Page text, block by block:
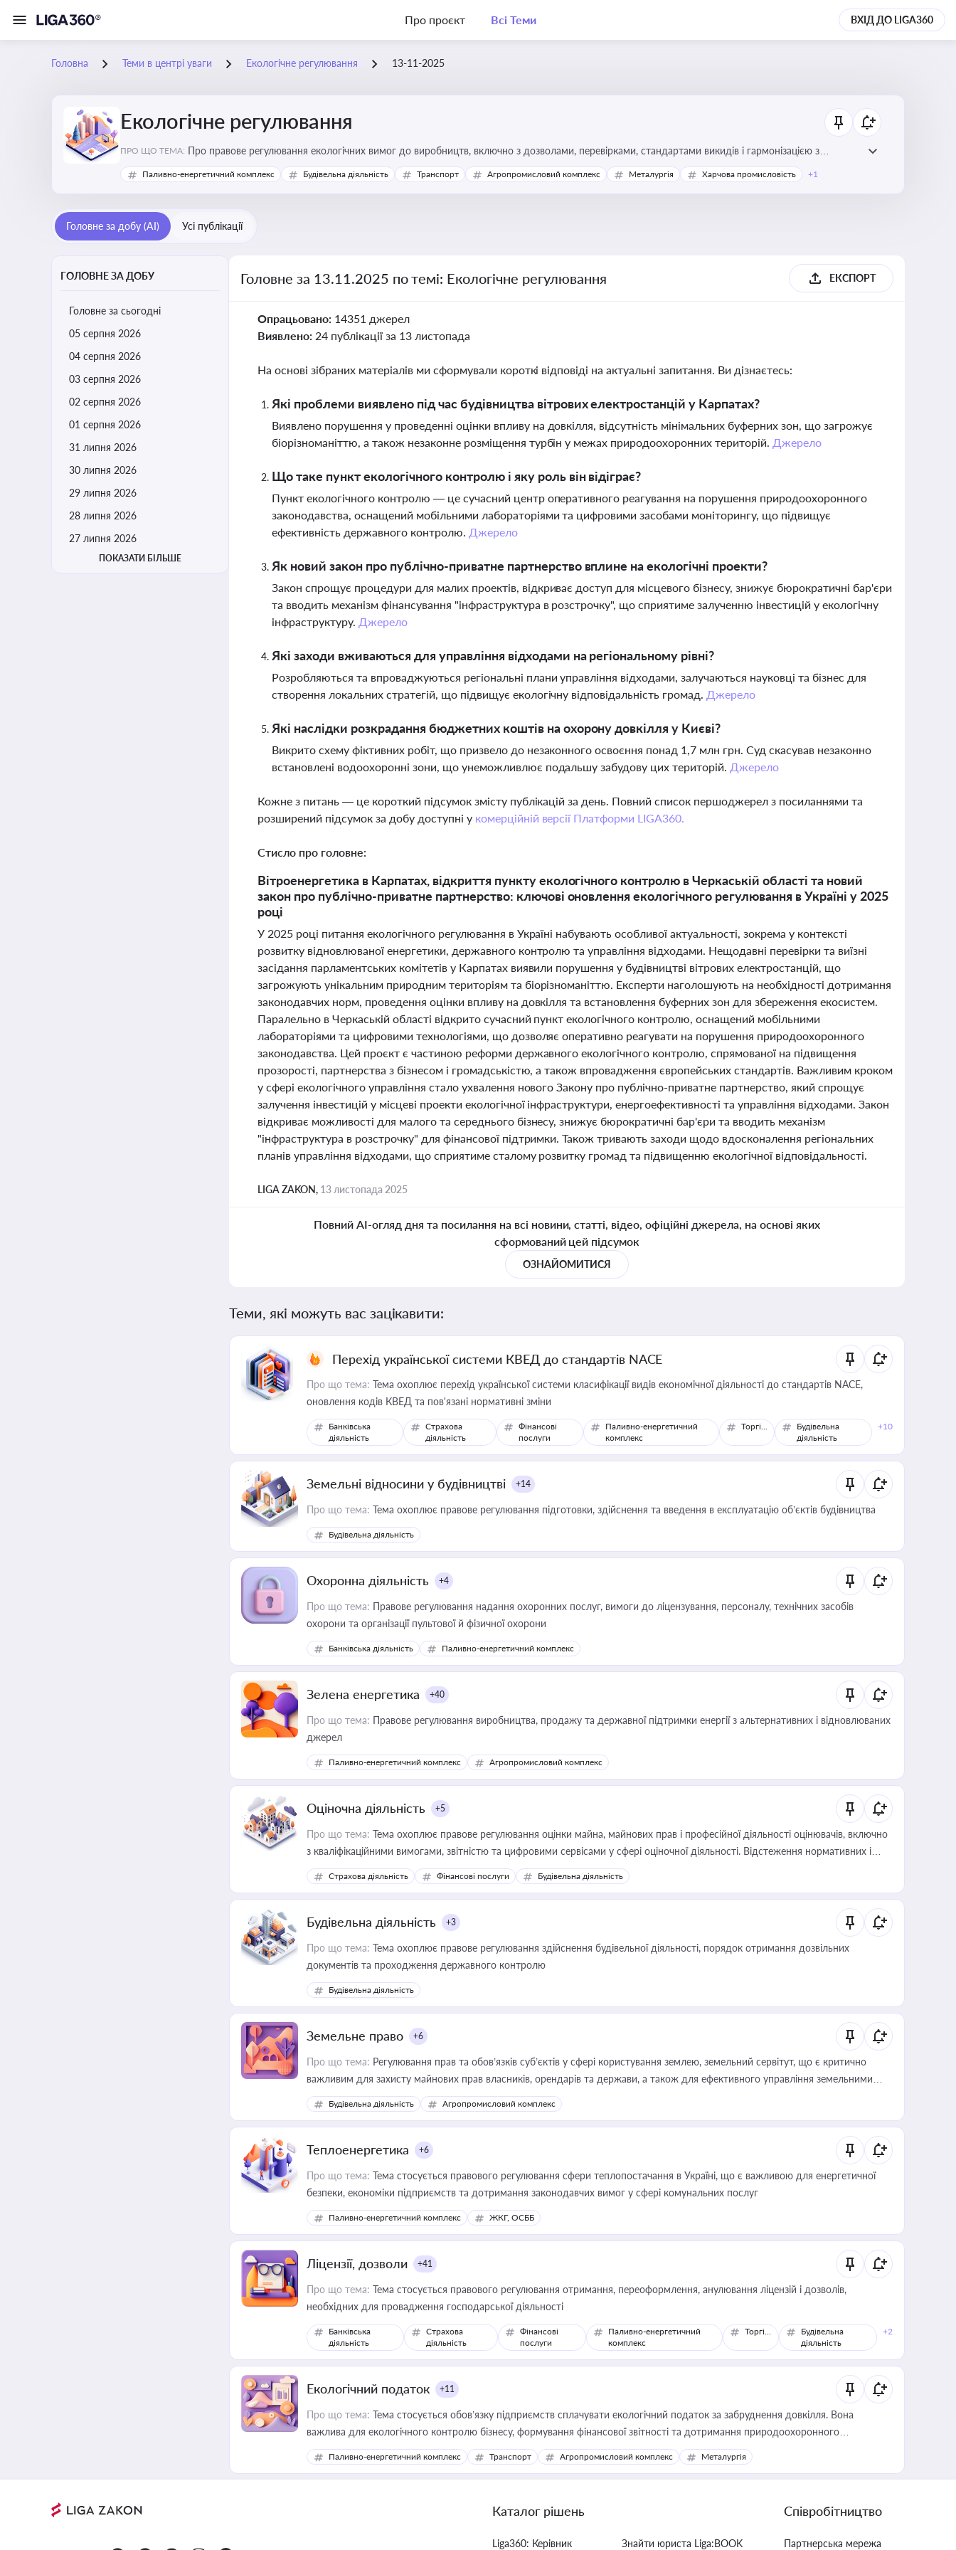
Про проєкт Всі Теми ВХІД ДО LIGA360
Головна Теми в центрі уваги Екологічне регулювання 13-11-2025
Екологічне регулювання
ПРО ЩО ТЕМА: Про правове регулювання екологічних вимог до виробництв, включно з дозволами, перевірками, стандартами викидів і гармонізацією з
європейськими нормами
Паливно-енергетичний комплекс Будівельна діяльність Транспорт Агропромисловий комплекс Металургія Харчова промисловість +1
Головне за добу (AI) Усі публікації
ГОЛОВНЕ ЗА ДОБУ
Головне за сьогодні
05 серпня 2026
04 серпня 2026
03 серпня 2026
02 серпня 2026
01 серпня 2026
31 липня 2026
30 липня 2026
29 липня 2026
28 липня 2026
27 липня 2026
ПОКАЗАТИ БІЛЬШЕ
Головне за 13.11.2025 по темі: Екологічне регулювання ЕКСПОРТ
Опрацьовано: 14351 джерел
Виявлено: 24 публікації за 13 листопада
На основі зібраних матеріалів ми сформували короткі відповіді на актуальні запитання. Ви дізнаєтесь:
Які проблеми виявлено під час будівництва вітрових електростанцій у Карпатах?
Виявлено порушення у проведенні оцінки впливу на довкілля, відсутність мінімальних буферних зон, що загрожує
біорізноманіттю, а також незаконне розміщення турбін у межах природоохоронних територій. Джерело
Що таке пункт екологічного контролю і яку роль він відіграє?
Пункт екологічного контролю — це сучасний центр оперативного реагування на порушення природоохоронного
законодавства, оснащений мобільними лабораторіями та цифровими засобами моніторингу, що підвищує
ефективність державного контролю. Джерело
Як новий закон про публічно-приватне партнерство вплине на екологічні проекти?
Закон спрощує процедури для малих проектів, відкриває доступ для місцевого бізнесу, знижує бюрократичні бар'єри
та вводить механізм фінансування "інфраструктура в розстрочку", що сприятиме залученню інвестицій у екологічну
інфраструктуру. Джерело
Які заходи вживаються для управління відходами на регіональному рівні?
Розробляються та впроваджуються регіональні плани управління відходами, залучаються науковці та бізнес для
створення локальних стратегій, що підвищує екологічну відповідальність громад. Джерело
Які наслідки розкрадання бюджетних коштів на охорону довкілля у Києві?
Викрито схему фіктивних робіт, що призвело до незаконного освоєння понад 1,7 млн грн. Суд скасував незаконно
встановлені водоохоронні зони, що унеможливлює подальшу забудову цих територій. Джерело
Кожне з питань — це короткий підсумок змісту публікацій за день. Повний список першоджерел з посиланнями та
розширений підсумок за добу доступні у комерційній версії Платформи LIGA360.
Стисло про головне:
Вітроенергетика в Карпатах, відкриття пункту екологічного контролю в Черкаській області та новий
закон про публічно-приватне партнерство: ключові оновлення екологічного регулювання в Україні у 2025
році
У 2025 році питання екологічного регулювання в Україні набувають особливої актуальності, зокрема у контексті
розвитку відновлюваної енергетики, державного контролю та управління відходами. Нещодавні перевірки та виїзні
засідання парламентських комітетів у Карпатах виявили порушення у будівництві вітрових електростанцій, що
загрожують унікальним природним територіям та біорізноманіттю. Експерти наголошують на необхідності дотримання
законодавчих норм, проведення оцінки впливу на довкілля та встановлення буферних зон для збереження екосистем.
Паралельно в Черкаській області відкрито сучасний пункт екологічного контролю, оснащений мобільними
лабораторіями та цифровими технологіями, що дозволяє оперативно реагувати на порушення природоохоронного
законодавства. Цей проєкт є частиною реформи державного екологічного контролю, спрямованої на підвищення
прозорості, партнерства з бізнесом і громадськістю, а також впровадження європейських стандартів. Важливим кроком
у сфері екологічного управління стало ухвалення нового Закону про публічно-приватне партнерство, який спрощує
залучення інвестицій у місцеві проекти екологічної інфраструктури, енергоефективності та управління відходами. Закон
відкриває можливості для малого та середнього бізнесу, знижує бюрократичні бар'єри та вводить механізм
"інфраструктура в розстрочку" для фінансової підтримки. Також тривають заходи щодо вдосконалення регіональних
планів управління відходами, що сприятиме сталому розвитку громад та підвищенню екологічної відповідальності.
LIGA ZAKON, 13 листопада 2025
Повний AI-огляд дня та посилання на всі новини, статті, відео, офіційні джерела, на основі яких
сформований цей підсумок
ОЗНАЙОМИТИСЯ
Теми, які можуть вас зацікавити:
Перехід української системи КВЕД до стандартів NACE
Про що тема: Тема охоплює перехід української системи класифікації видів економічної діяльності до стандартів NACE,
оновлення кодів КВЕД та пов'язані нормативні зміни
Банківська
діяльність
Страхова
діяльність
Фінансові
послуги
Паливно-енергетичний
комплекс
Торгівля
Будівельна
діяльність
+10
Земельні відносини у будівництві +14
Про що тема: Тема охоплює правове регулювання підготовки, здійснення та введення в експлуатацію об’єктів будівництва
Будівельна діяльність
Охоронна діяльність +4
Про що тема: Правове регулювання надання охоронних послуг, вимоги до ліцензування, персоналу, технічних засобів
охорони та організації пультової й фізичної охорони
Банківська діяльність Паливно-енергетичний комплекс
Зелена енергетика +40
Про що тема: Правове регулювання виробництва, продажу та державної підтримки енергії з альтернативних і відновлюваних
джерел
Паливно-енергетичний комплекс Агропромисловий комплекс
Оціночна діяльність +5
Про що тема: Тема охоплює правове регулювання оцінки майна, майнових прав і професійної діяльності оцінювачів, включно
з кваліфікаційними вимогами, звітністю та цифровими сервісами у сфері оціночної діяльності. Відстеження нормативних і
медійних змін у цій сфері корисне для власника бізнесу, керівника, юриста або бухгалтера під час оподаткування,
приватизації, оренди державного майна, корпоративних угод і перевірки статусу суб'єктів оціночної діяльності
Страхова діяльність Фінансові послуги Будівельна діяльність
Будівельна діяльність +3
Про що тема: Тема охоплює правове регулювання здійснення будівельної діяльності, порядок отримання дозвільних
документів та проходження державного контролю
Будівельна діяльність
Земельне право +6
Про що тема: Регулювання прав та обов’язків суб’єктів у сфері користування землею, земельний сервітут, що є критично
важливим для захисту майнових прав власників, орендарів та держави, а також для ефективного управління земельними
ресурсами
Будівельна діяльність Агропромисловий комплекс
Теплоенергетика +6
Про що тема: Тема стосується правового регулювання сфери теплопостачання в Україні, що є важливою для енергетичної
безпеки, економіки підприємств та дотримання законодавчих вимог у сфері комунальних послуг
Паливно-енергетичний комплекс ЖКГ, ОСББ
Ліцензії, дозволи +41
Про що тема: Тема стосується правового регулювання отримання, переоформлення, анулювання ліцензій і дозволів,
необхідних для провадження господарської діяльності
Банківська
діяльність
Страхова
діяльність
Фінансові
послуги
Паливно-енергетичний
комплекс
Торгівля
Будівельна
діяльність
+2
Екологічний податок +11
Про що тема: Тема стосується обов’язку підприємств сплачувати екологічний податок за забруднення довкілля. Вона
важлива для екологічного контролю бізнесу, формування фінансової звітності та дотримання природоохоронного
законодавства
Паливно-енергетичний комплекс Транспорт Агропромисловий комплекс Металургія
Каталог рішень
Liga360: Керівник Знайти юриста Liga:BOOK
Співробітництво
Партнерська мережа